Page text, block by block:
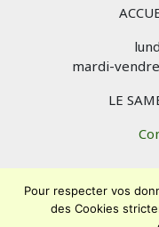
mardi-
LE
Pour respecter vos
des Cookies